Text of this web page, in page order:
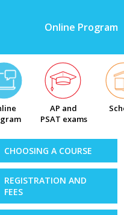
Online Program
AP and
PSAT exams
CHOOSING A COURSE
REGISTRATION AND
FEES